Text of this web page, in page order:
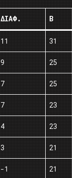
ΔΙΑΦ. Β
11 31
9 25
7 25
7 23
4 23
3 21
-1 21